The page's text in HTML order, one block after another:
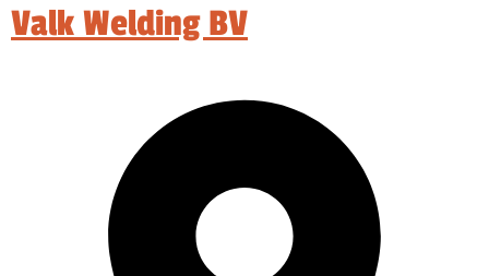
Valk Welding BV